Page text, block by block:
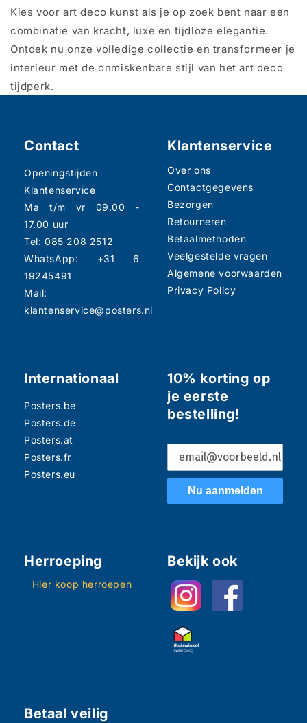
Kies voor art deco kunst als je op zoek bent naar een
combinatie van kracht, luxe en tijdloze elegantie.
Ontdek nu onze volledige collectie en transformeer je
interieur met de onmiskenbare stijl van het art deco
tijdperk.
Contact
Openingstijden
Klantenservice
Ma t/m vr 09.00 -
17.00 uur
Tel: 085 208 2512
WhatsApp: +31 6
19245491
Mail:
klantenservice@posters.nl
Klantenservice
Over ons
Contactgegevens
Bezorgen
Retourneren
Betaalmethoden
Veelgestelde vragen
Algemene voorwaarden
Privacy Policy
Internationaal
Posters.be
Posters.de
Posters.at
Posters.fr
Posters.eu
10% korting op
je eerste
bestelling!
Nu aanmelden
Herroeping
Hier koop herroepen
Bekijk ook
Betaal veilig